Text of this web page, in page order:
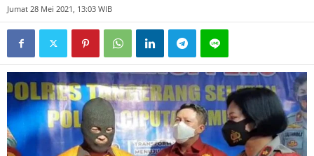
Jumat 28 Mei 2021, 13:03 WIB